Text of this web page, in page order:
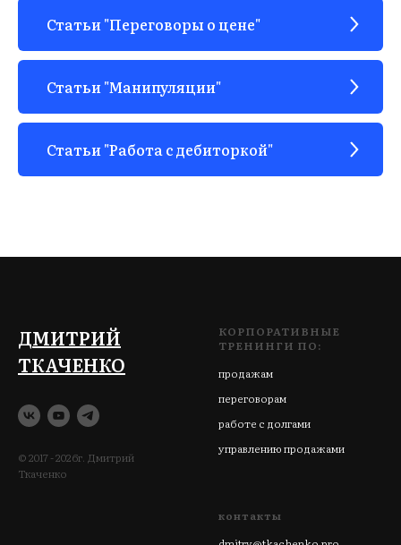
Статьи "Переговоры о цене"
Статьи "Манипуляции"
Статьи "Работа с дебиторкой"
ДМИТРИЙ
ТКАЧЕНКО
© 2017 - 2026г. Дмитрий
Ткаченко
КОРПОРАТИВНЫЕ
ТРЕНИНГИ ПО:
продажам
переговорам
работе с долгами
управлению продажами
контакты